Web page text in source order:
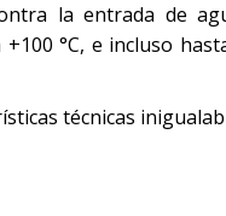
la entrada de
°C, e incluso
técnicas